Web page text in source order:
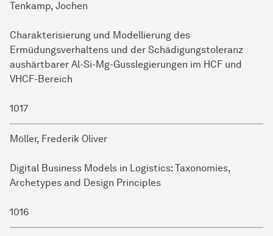
Tenkamp, Jochen
Charakterisierung und Modellierung des
Ermüdungsverhaltens und der Schädigungstoleranz
aushärtbarer Al-Si-Mg-Gusslegierungen im HCF und
VHCF-Bereich
1017
Möller, Frederik Oliver
Digital Business Models in Logistics: Taxonomies,
Archetypes and Design Principles
1016